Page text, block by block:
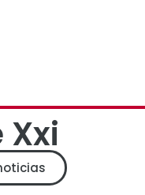
Xxi